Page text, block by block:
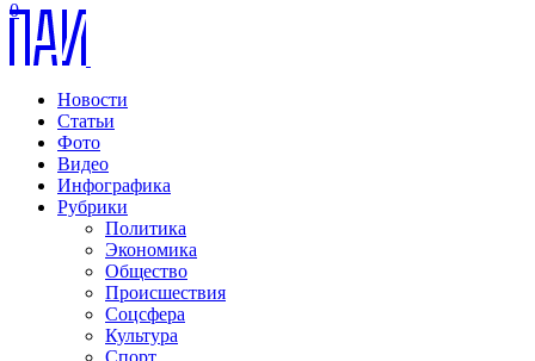
Новости
Статьи
Фото
Видео
Инфографика
Рубрики
Политика
Экономика
Общество
Происшествия
Соцсфера
Культура
Спорт
0